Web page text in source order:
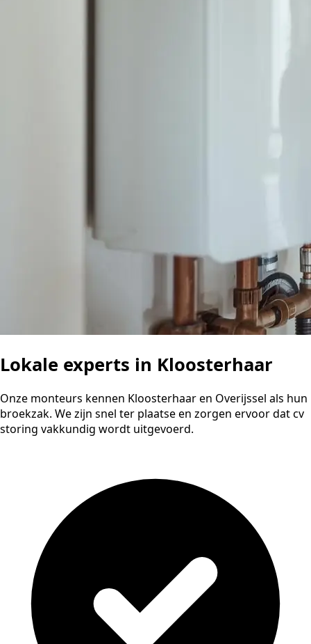
Lokale experts in Kloosterhaar
Onze monteurs kennen Kloosterhaar en Overijssel als hun
broekzak. We zijn snel ter plaatse en zorgen ervoor dat cv
storing vakkundig wordt uitgevoerd.